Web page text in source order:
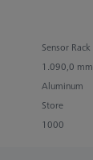
Sensor Rack
1.090,0 mm
Aluminum
Store
1000